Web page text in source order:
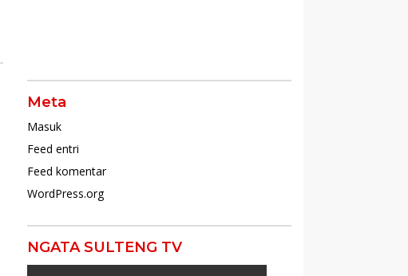
Meta
Masuk
Feed entri
Feed komentar
WordPress.org
NGATA SULTENG TV